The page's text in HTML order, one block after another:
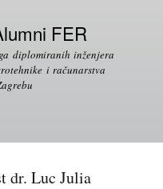
FER
diplomiranih inženjera
i računarstva
dr. Luc Julia